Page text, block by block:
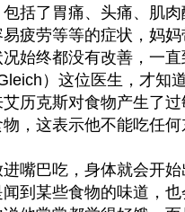
括了胃痛、头痛、肌
疲劳等等的症状，妈
始终都没有改善，一直
）这位医生，才知
历克斯对食物产生了过
，这表示他不能吃任何
嘴巴吃，身体就会开始
到某些食物的味道，也